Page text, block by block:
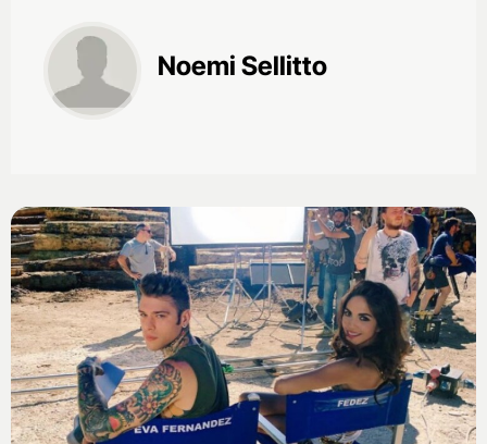
Noemi Sellitto